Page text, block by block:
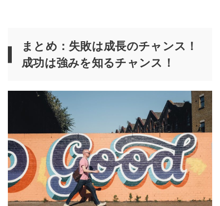
まとめ：失敗は成長のチャンス！
成功は強みを知るチャンス！